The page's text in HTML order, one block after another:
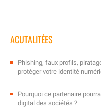
ACUTALITÉES
Phishing, faux profils,
protéger votre identité
Pourquoi ce partenaire
digital des sociétés ?